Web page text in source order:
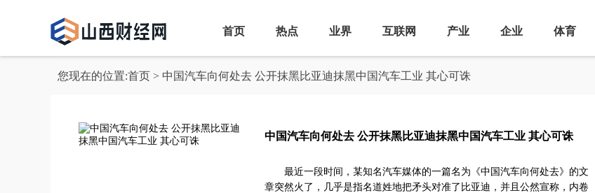
首页 热点 业界 互联网 产业 企业 体育
您现在的位置:首页 > 中国汽车向何处去 公开抹黑比亚迪抹黑中国汽车工业 其心可诛
中国汽车向何处去 公开抹黑比亚迪抹黑中国汽车工业 其心可诛
最近一段时间，某知名汽车媒体的一篇名为《中国汽车向何处去》的文
章突然火了，几乎是指名道姓地把矛头对准了比亚迪，并且公然宣称，内卷